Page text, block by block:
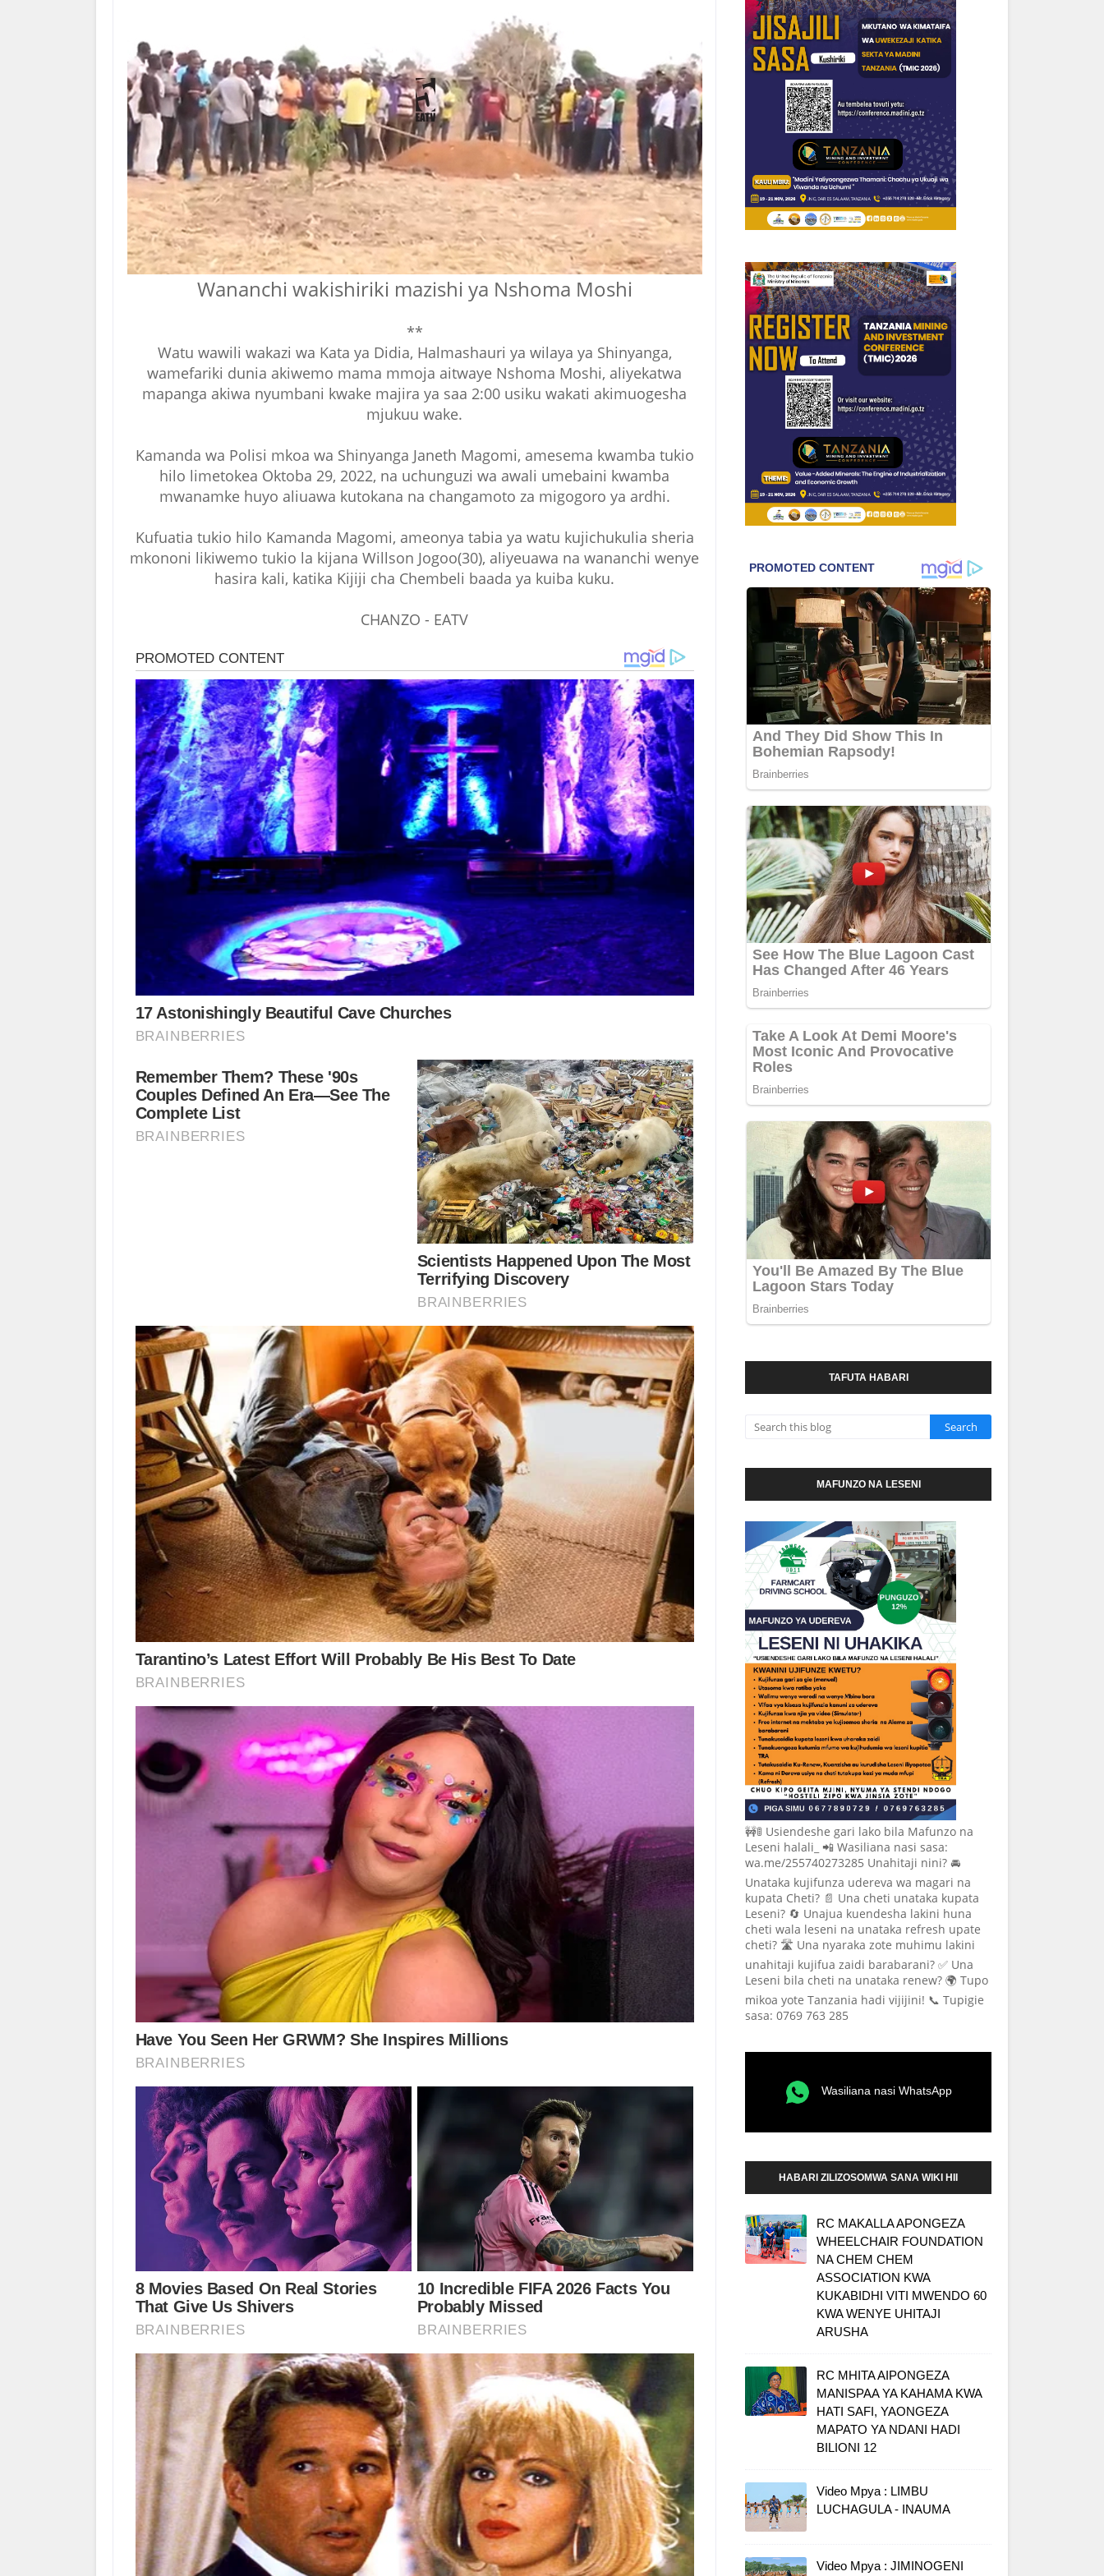
Wananchi wakishiriki mazishi ya Nshoma Moshi
**
Watu wawili wakazi wa Kata ya Didia, Halmashauri ya wilaya ya Shinyanga,
wamefariki dunia akiwemo mama mmoja aitwaye Nshoma Moshi, aliyekatwa
mapanga akiwa nyumbani kwake majira ya saa 2:00 usiku wakati akimuogesha
mjukuu wake.
Kamanda wa Polisi mkoa wa Shinyanga Janeth Magomi, amesema kwamba tukio
hilo limetokea Oktoba 29, 2022, na uchunguzi wa awali umebaini kwamba
mwanamke huyo aliuawa kutokana na changamoto za migogoro ya ardhi.
Kufuatia tukio hilo Kamanda Magomi, ameonya tabia ya watu kujichukulia sheria
mkononi likiwemo tukio la kijana Willson Jogoo(30), aliyeuawa na wananchi wenye
hasira kali, katika Kijiji cha Chembeli baada ya kuiba kuku.
CHANZO - EATV
TAFUTA HABARI
MAFUNZO NA LESENI
🚧🚦 Usiendeshe gari lako bila Mafunzo na
Leseni halali_ 📲 Wasiliana nasi sasa:
wa.me/255740273285 Unahitaji nini? 🚘
Unataka kujifunza udereva wa magari na
kupata Cheti? 📄 Una cheti unataka kupata
Leseni? 🔄 Unajua kuendesha lakini huna
cheti wala leseni na unataka refresh upate
cheti? 🛣️ Una nyaraka zote muhimu lakini
unahitaji kujifua zaidi barabarani? ✅ Una
Leseni bila cheti na unataka renew? 🌍 Tupo
mikoa yote Tanzania hadi vijijini! 📞 Tupigie
sasa: 0769 763 285
Wasiliana nasi WhatsApp
HABARI ZILIZOSOMWA SANA WIKI HII
RC MAKALLA APONGEZA
WHEELCHAIR FOUNDATION
NA CHEM CHEM
ASSOCIATION KWA
KUKABIDHI VITI MWENDO 60
KWA WENYE UHITAJI
ARUSHA
RC MHITA AIPONGEZA
MANISPAA YA KAHAMA KWA
HATI SAFI, YAONGEZA
MAPATO YA NDANI HADI
BILIONI 12
Video Mpya : LIMBU
LUCHAGULA - INAUMA
Video Mpya : JIMINOGENI